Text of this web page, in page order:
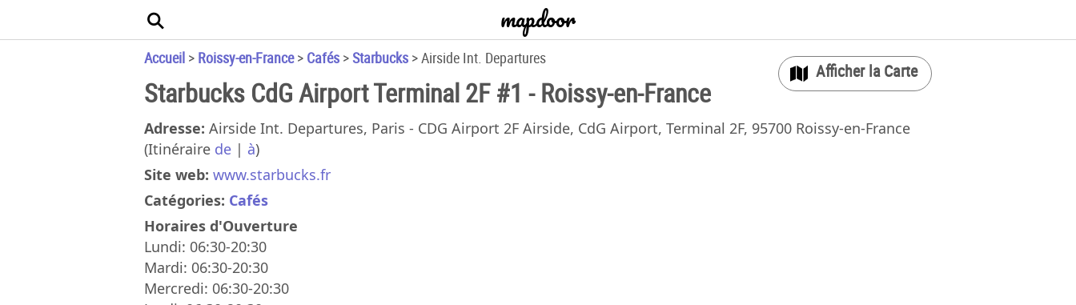
mapdoor
Carte
Accueil > Roissy-en-France> Cafés >Starbucks >Airside Int. Departures
Starbucks CdG Airport Terminal 2F #1 - Roissy-en-France
Adresse: Airside Int. Departures, Paris - CDG Airport 2F Airside, CdG Airport, Terminal 2F, 95700 Roissy-en-France
(Itinéraire de | à)
Site web: www.starbucks.fr
Catégories: Cafés
Horaires d'Ouverture
Lundi: 06:30-20:30
Mardi: 06:30-20:30
Mercredi: 06:30-20:30